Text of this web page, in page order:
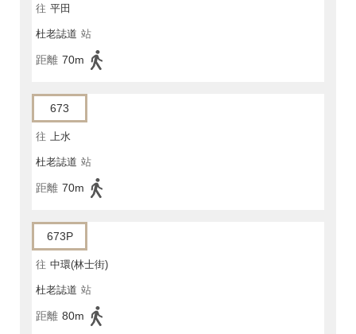
往 平田
杜老誌道 站
距離 70m
673
往 上水
杜老誌道 站
距離 70m
673P
往 中環(林士街)
杜老誌道 站
距離 80m